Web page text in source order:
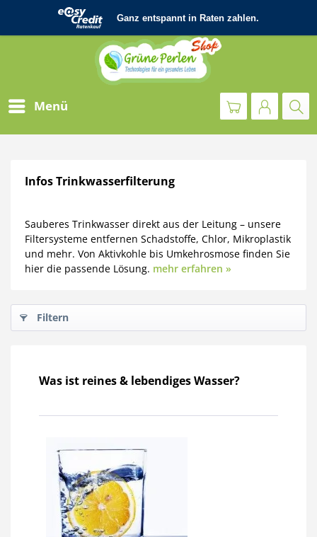
Menü
Infos Trinkwasserfilterung
Sauberes Trinkwasser direkt aus der Leitung – unsere
Filtersysteme entfernen Schadstoffe, Chlor, Mikroplastik
und mehr. Von Aktivkohle bis Umkehrosmose finden Sie
hier die passende Lösung. mehr erfahren »
Filtern
Was ist reines & lebendiges Wasser?